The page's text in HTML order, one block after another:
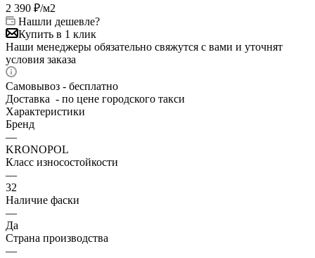
2 390 ₽/м2
Нашли дешевле?
Купить в 1 клик
Наши менеджеры обязательно свяжутся с вами и уточнят
условия заказа
Самовывоз - бесплатно
Доставка - по цене городского такси
Характеристики
Бренд
—
KRONOPOL
Класс износостойкости
—
32
Наличие фаски
—
Да
Страна производства
—